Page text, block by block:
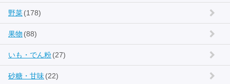
野菜(178)
果物 (88)
いも・でん粉(27)
砂糖・甘味(22)